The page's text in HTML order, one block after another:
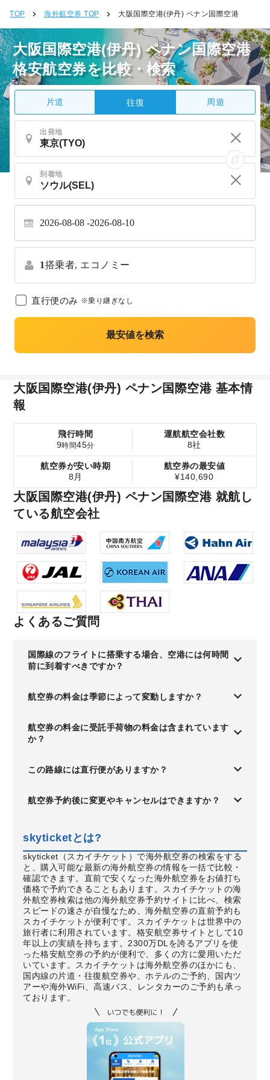
TOP 海外航空券 TOP 大阪国際空港(伊丹) ペナン国際空港
大阪国際空港(伊丹) ペナン国際空港
格安航空券を比較・検索
片道 往復 周遊
出発地
到着地
2026-08-08 2026-08-10
1搭乗者, エコノミー
直行便のみ ※乗り継ぎなし
最安値を検索
大阪国際空港(伊丹) ペナン国際空港 基本情
報
飛行時間
9時間45分
運航航空会社数
8社
航空券が安い時期
8月
航空券の最安値
¥140,690
大阪国際空港(伊丹) ペナン国際空港 就航し
ている航空会社
よくあるご質問
国際線のフライトに搭乗する場合、空港には何時間
前に到着すべきですか？
航空券の料金は季節によって変動しますか？
航空券の料金に受託手荷物の料金は含まれています
か？
この路線には直行便がありますか？
航空券予約後に変更やキャンセルはできますか？
skyticketとは?
skyticket（スカイチケット）で海外航空券の検索をする
と、購入可能な最新の海外航空券の情報を一括で比較・
確認できます。直前で安くなった海外航空券をお値打ち
価格で予約できることもあります。スカイチケットの海
外航空券検索は他の海外航空券予約サイトに比べ、検索
スピードの速さが自慢なため、海外航空券の直前予約も
スカイチケットが便利です。スカイチケットは世界中の
旅行者に利用されています。格安航空券サイトとして10
年以上の実績を持ちます。2300万DLを誇るアプリを使
った格安航空券の予約が便利で、多くの方に愛用いただ
いています。スカイチケットは海外航空券のほかにも、
国内線の片道・往復航空券や、ホテルのご予約、国内ツ
アーや海外WiFi、高速バス、レンタカーのご予約も承っ
ております。